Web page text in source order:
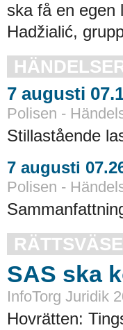
ska få en egen
Hadžialić,
7 augusti
Polisen -
Stillastående
7 augusti
Polisen -
SAS ska
InfoTorg Juridik
Hovrätten: